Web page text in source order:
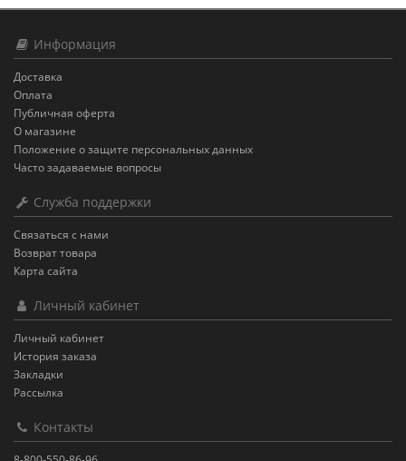
Информация
Доставка
Оплата
Публичная оферта
О магазине
Положение о защите персональных данных
Часто задаваемые вопросы
Служба поддержки
Связаться с нами
Возврат товара
Карта сайта
Личный кабинет
Личный кабинет
История заказа
Закладки
Рассылка
Контакты